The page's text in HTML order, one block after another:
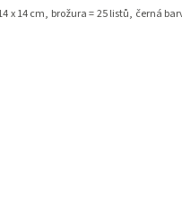
x 14 cm, brožura = 25 listů, černá